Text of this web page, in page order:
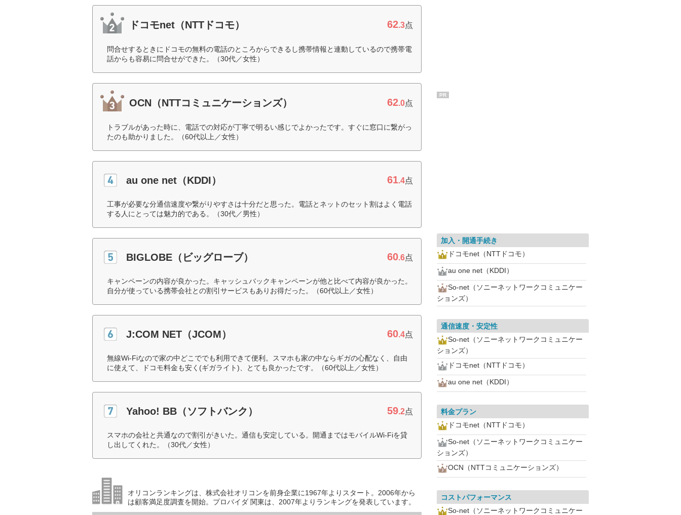
ドコモnet（NTTドコモ） 62.3点
問合せするときにドコモの無料の電話のところからできるし携帯情報と連動しているので携帯電
話からも容易に問合せができた。（30代／女性）
OCN（NTTコミュニケーションズ） 62.0点
トラブルがあった時に、電話での対応が丁寧で明るい感じでよかったです。すぐに窓口に繋がっ
たのも助かりました。（60代以上／女性）
au one net（KDDI） 61.4点
工事が必要な分通信速度や繋がりやすさは十分だと思った。電話とネットのセット割はよく電話
する人にとっては魅力的である。（30代／男性）
BIGLOBE（ビッグローブ） 60.6点
キャンペーンの内容が良かった。キャッシュバックキャンペーンが他と比べて内容が良かった。
自分が使っている携帯会社との割引サービスもありお得だった。（60代以上／女性）
J:COM NET（JCOM） 60.4点
無線Wi-Fiなので家の中どこででも利用できて便利。スマホも家の中ならギガの心配なく、自由
に使えて、ドコモ料金も安く(ギガライト)、とても良かったです。（60代以上／女性）
Yahoo! BB（ソフトバンク） 59.2点
スマホの会社と共通なので割引がきいた。通信も安定している。開通まではモバイルWi-Fiを貸
し出してくれた。（30代／女性）
オリコンランキングは、株式会社オリコンを前身企業に1967年よりスタート。2006年から
は顧客満足度調査を開始。プロバイダ 関東は、2007年よりランキングを発表しています。
PR
加入・開通手続き
ドコモnet（NTTドコモ）
au one net（KDDI）
So-net（ソニーネットワークコミュニケー
ションズ）
通信速度・安定性
So-net（ソニーネットワークコミュニケー
ションズ）
ドコモnet（NTTドコモ）
au one net（KDDI）
料金プラン
ドコモnet（NTTドコモ）
So-net（ソニーネットワークコミュニケー
ションズ）
OCN（NTTコミュニケーションズ）
コストパフォーマンス
So-net（ソニーネットワークコミュニケー